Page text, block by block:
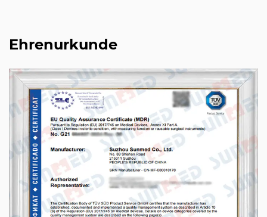
Ehrenurkunde